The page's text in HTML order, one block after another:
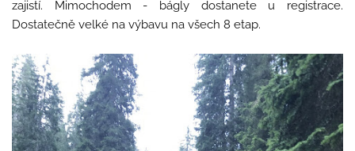
zajistí. Mimochodem - bágly dostanete u registrace.
Dostatečně velké na výbavu na všech 8 etap.